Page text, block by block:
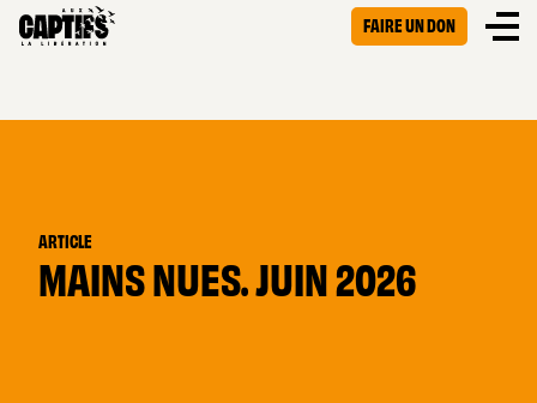
FAIRE UN DON
ARTICLE
MAINS NUES. JUIN 2026